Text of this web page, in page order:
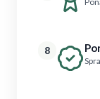
8